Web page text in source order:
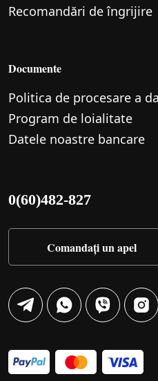
Recomandări de îngrijire
Documente
Politica de procesare a
Program de loialitate
Datele noastre bancare
0(60)482-827
Comandați un apel